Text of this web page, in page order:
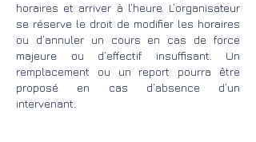
horaires et arriver à l’heure. L’organisateur
se réserve le droit de modifier les horaires
ou d’annuler un cours en cas de force
majeure ou d’effectif insuffisant. Un
remplacement ou un report pourra être
proposé en cas d’absence d’un
intervenant.